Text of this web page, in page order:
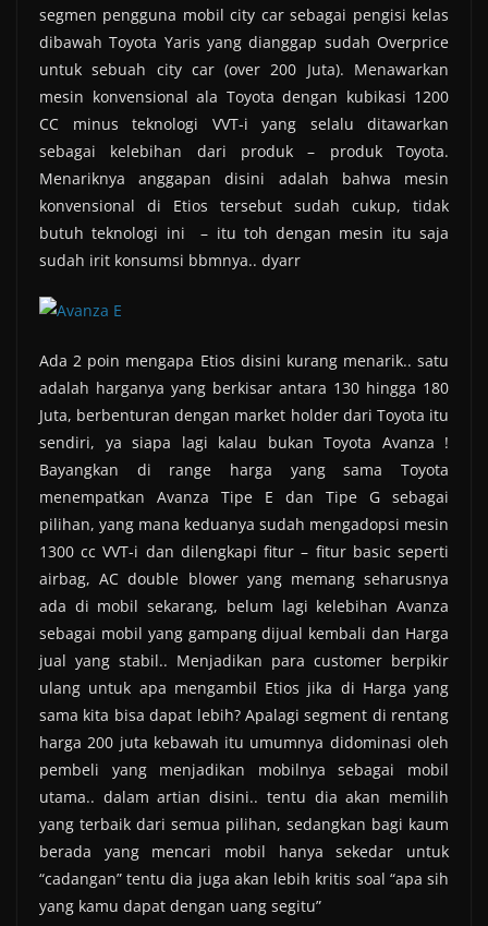
segmen pengguna mobil city car sebagai pengisi kelas
dibawah Toyota Yaris yang dianggap sudah Overprice
untuk sebuah city car (over 200 Juta). Menawarkan
mesin konvensional ala Toyota dengan kubikasi 1200
CC minus teknologi VVT-i yang selalu ditawarkan
sebagai kelebihan dari produk – produk Toyota.
Menariknya anggapan disini adalah bahwa mesin
konvensional di Etios tersebut sudah cukup, tidak
butuh teknologi ini – itu toh dengan mesin itu saja
sudah irit konsumsi bbmnya.. dyarr
Ada 2 poin mengapa Etios disini kurang menarik.. satu
adalah harganya yang berkisar antara 130 hingga 180
Juta, berbenturan dengan market holder dari Toyota itu
sendiri, ya siapa lagi kalau bukan Toyota Avanza !
Bayangkan di range harga yang sama Toyota
menempatkan Avanza Tipe E dan Tipe G sebagai
pilihan, yang mana keduanya sudah mengadopsi mesin
1300 cc VVT-i dan dilengkapi fitur – fitur basic seperti
airbag, AC double blower yang memang seharusnya
ada di mobil sekarang, belum lagi kelebihan Avanza
sebagai mobil yang gampang dijual kembali dan Harga
jual yang stabil.. Menjadikan para customer berpikir
ulang untuk apa mengambil Etios jika di Harga yang
sama kita bisa dapat lebih? Apalagi segment di rentang
harga 200 juta kebawah itu umumnya didominasi oleh
pembeli yang menjadikan mobilnya sebagai mobil
utama.. dalam artian disini.. tentu dia akan memilih
yang terbaik dari semua pilihan, sedangkan bagi kaum
berada yang mencari mobil hanya sekedar untuk
“cadangan” tentu dia juga akan lebih kritis soal “apa sih
yang kamu dapat dengan uang segitu”